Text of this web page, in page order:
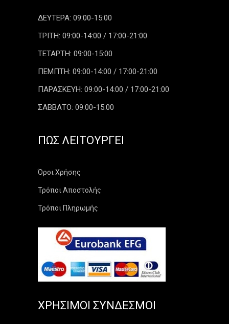
ΔΕΥΤΕΡΑ: 09:00-15:00
ΤΡΙΤΗ: 09:00-14:00 / 17:00-21:00
ΤΕΤΑΡΤΗ: 09:00-15:00
ΠΕΜΠΤΗ: 09:00-14:00 / 17:00-21:00
ΠΑΡΑΣΚΕΥΗ: 09:00-14:00 / 17:00-21:00
ΣΑΒΒΑΤΟ: 09:00-15:00
ΠΏΣ ΛΕΙΤΟΥΡΓΕΊ
Όροι Χρήσης
Τρόποι Αποστολής
Τρόποι Πληρωμής
ΧΡΉΣΙΜΟΙ ΣΎΝΔΕΣΜΟΙ